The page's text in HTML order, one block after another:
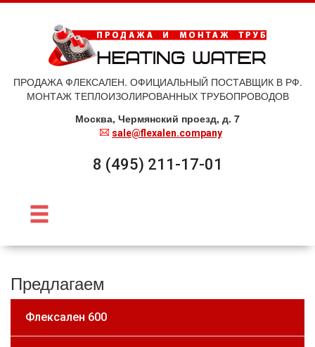
ПРОДАЖА ФЛЕКСАЛЕН. ОФИЦИАЛЬНЫЙ ПОСТАВЩИК В РФ.
МОНТАЖ ТЕПЛОИЗОЛИРОВАННЫХ ТРУБОПРОВОДОВ
Москва, Чермянский проезд, д. 7
sale@flexalen.company
8 (495) 211-17-01
Предлагаем
Флексален 600